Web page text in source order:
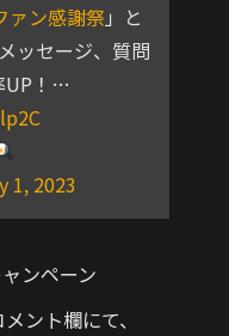
ァン感謝祭」と
ッセージ、質問
UP！…
1, 2023
ンペーン
ント欄にて、